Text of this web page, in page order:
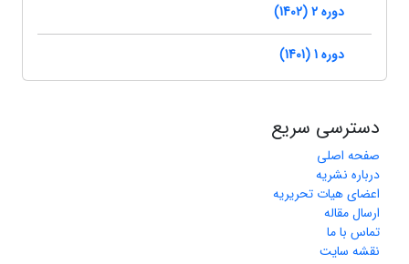
دوره 2 (1402)
دوره 1 (1401)
دسترسی سریع
صفحه اصلی
درباره نشریه
اعضای هیات تحریریه
ارسال مقاله
تماس با ما
نقشه سایت